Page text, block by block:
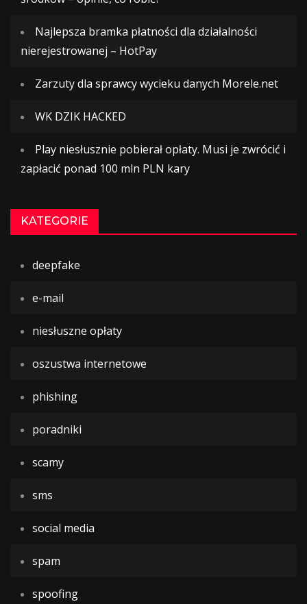
Najlepsza bramka płatności dla działalności
nierejestrowanej – HotPay
Zarzuty dla sprawcy wycieku danych Morele.net
WK DZIK HACKED
Play niesłusznie pobierał opłaty. Musi je zwrócić i
zapłacić ponad 100 mln PLN kary
KATEGORIE
deepfake
e-mail
niesłuszne opłaty
oszustwa internetowe
phishing
poradniki
scamy
sms
social media
spam
spoofing